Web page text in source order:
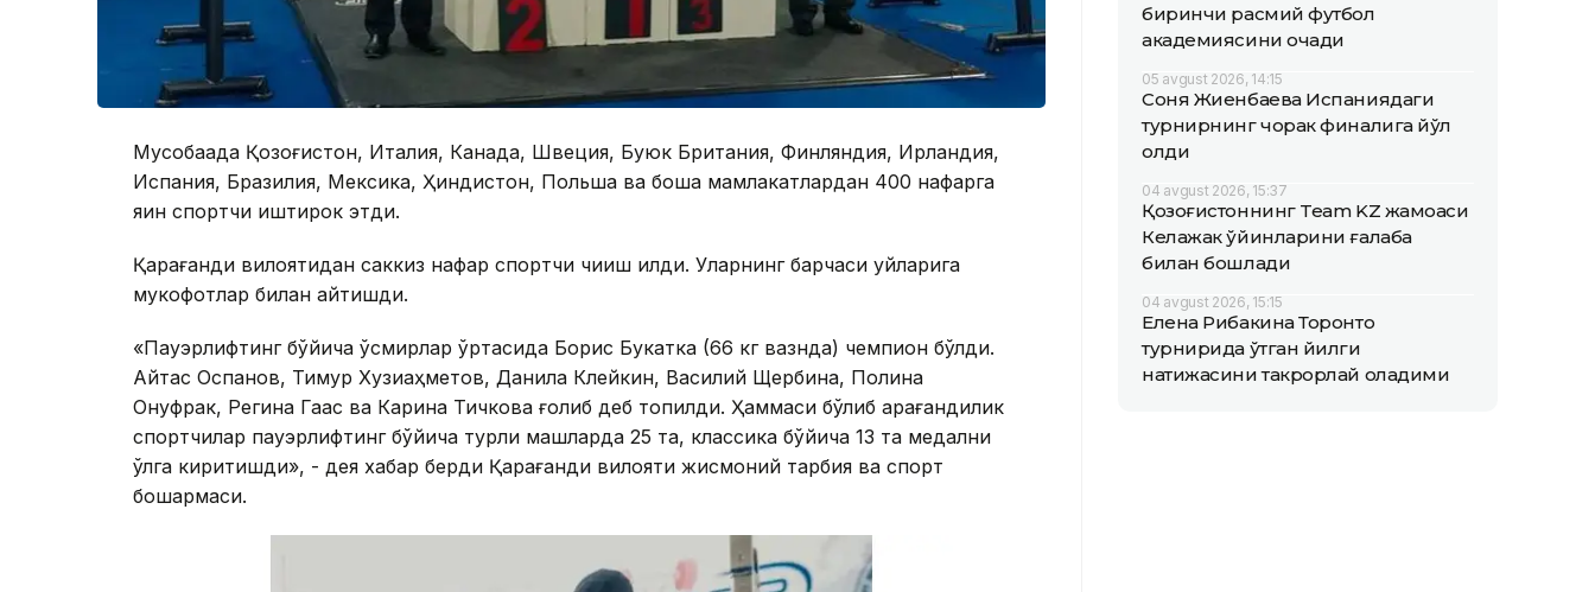
Мусобақада Қозоғистон, Италия, Канада, Швеция, Буюк Британия, Финляндия, Ирландия,
Испания, Бразилия, Мексика, Ҳиндистон, Польша ва бошқа мамлакатлардан 400 нафарга
яқин спортчи иштирок этди.
Қарағанди вилоятидан саккиз нафар спортчи чиқиш қилди. Уларнинг барчаси уйларига
мукофотлар билан қайтишди.
«Пауэрлифтинг бўйича ўсмирлар ўртасида Борис Букатка (66 кг вазнда) чемпион бўлди.
Айтас Оспанов, Тимур Хузиаҳметов, Данила Клейкин, Василий Щербина, Полина
Онуфрак, Регина Гаас ва Карина Тичкова ғолиб деб топилди. Ҳаммаси бўлиб қарағандилик
спортчилар пауэрлифтинг бўйича турли машқларда 25 та, классика бўйича 13 та медални
қўлга киритишди», - дея хабар берди Қарағанди вилояти жисмоний тарбия ва спорт
бошқармаси.
биринчи расмий футбол
академиясини очади
05 avgust 2026, 14:15
Соня Жиенбаева Испаниядаги
турнирнинг чорак финалига йўл
олди
04 avgust 2026, 15:37
Қозоғистоннинг Team KZ жамоаси
Келажак ўйинларини ғалаба
билан бошлади
04 avgust 2026, 15:15
Елена Рибакина Торонто
турнирида ўтган йилги
натижасини такрорлай оладими